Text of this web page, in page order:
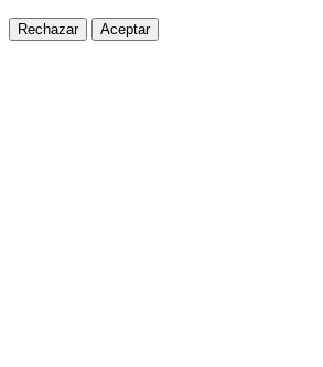
Rechazar Aceptar